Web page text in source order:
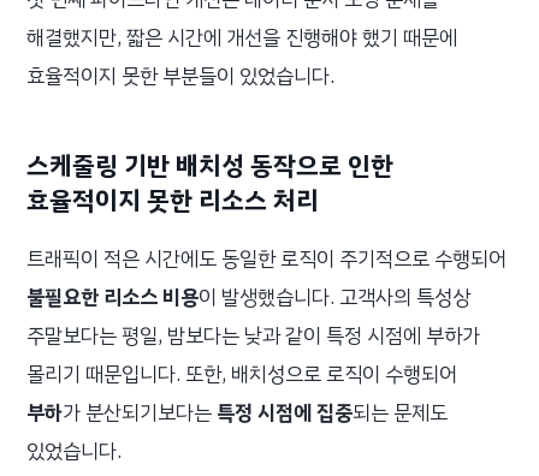
해결했지만, 짧은 시간에 개선을 진행해야 했기 때문에
효율적이지 못한 부분들이 있었습니다.
스케줄링 기반 배치성 동작으로 인한
효율적이지 못한 리소스 처리
트래픽이 적은 시간에도 동일한 로직이 주기적으로 수행되어
불필요한 리소스 비용이 발생했습니다. 고객사의 특성상
주말보다는 평일, 밤보다는 낮과 같이 특정 시점에 부하가
몰리기 때문입니다. 또한, 배치성으로 로직이 수행되어
부하가 분산되기보다는 특정 시점에 집중되는 문제도
있었습니다.